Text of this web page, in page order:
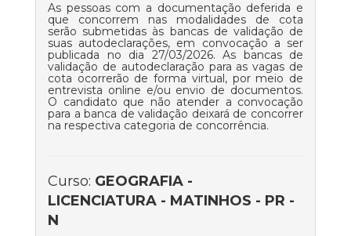
As pessoas com a documentação deferida e
que concorrem nas modalidades de cota
serão submetidas às bancas de validação de
suas autodeclarações, em convocação a ser
publicada no dia 27/03/2026. As bancas de
validação de autodeclaração para as vagas de
cota ocorrerão de forma virtual, por meio de
entrevista online e/ou envio de documentos.
O candidato que não atender a convocação
para a banca de validação deixará de concorrer
na respectiva categoria de concorrência.
Curso: GEOGRAFIA -
LICENCIATURA - MATINHOS - PR -
N